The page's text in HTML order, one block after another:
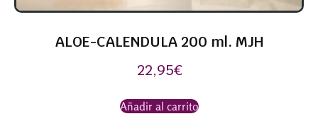
ALOE-CALENDULA 200 ml. MJH
22,95€
Añadir al carrito